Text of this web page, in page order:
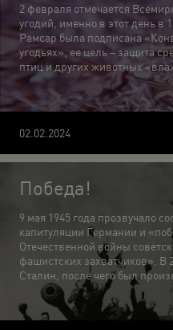
2 февраля отмечается
угодий, именно в этот день в
Рамсар была подписана
угодьях», ее цель – защита
птиц и других животных
02.02.2024
Победа!
9 мая 1945 года прозвучало
капитуляции Германии и
Отечественной войны
фашистских захватчиков». В
Сталин, после чего был